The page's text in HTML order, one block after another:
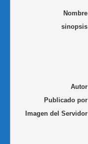
Nombre
sinopsis
Autor
Publicado por
Imagen del Servidor